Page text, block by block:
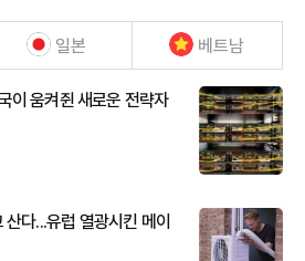
일본 베트남
이 움켜쥔 새로운 전략자
다...유럽 열광시킨 메이